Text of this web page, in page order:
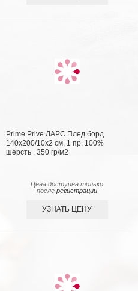
Prime Prive ЛАРС Плед борд
140х200/10х2 см, 1 пр, 100%
шерсть , 350 гр/м2
Цена доступна только
послерегистрации
УЗНАТЬ ЦЕНУ